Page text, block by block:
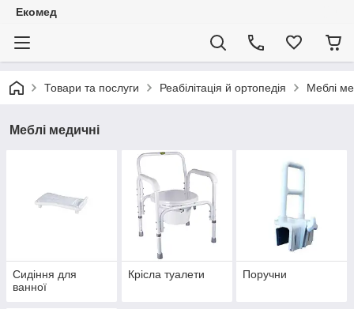
Екомед
Товари та послуги Реабілітація й ортопедія Меблі
Меблі медичні
Сидіння для
ванної
Крісла туалети Поручни